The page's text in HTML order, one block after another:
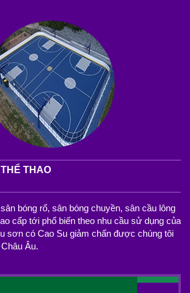
THAO
bóng rổ, sân bóng chuyền, sân cầu lông
cấp tới phổ biến theo nhu cầu sử dụng của
sơn có Cao Su giảm chấn được chúng tôi
Âu.